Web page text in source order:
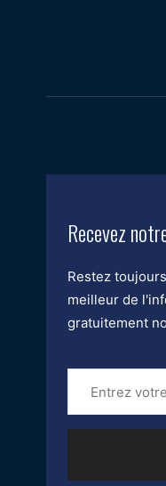
Recevez
Restez
meilleur de
gratuitement
Entrez
votre
email